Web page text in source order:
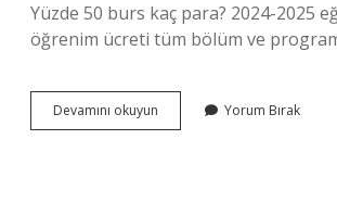
Yüzde 50 burs kaç para? 2024-2025
öğrenim ücreti tüm bölüm ve
Devamını okuyun
Burs
Yorum Bırak